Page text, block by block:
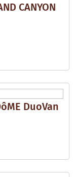
CANYON
DuoVan